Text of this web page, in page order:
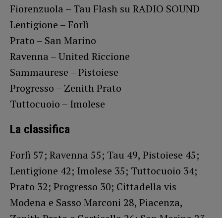
Fiorenzuola – Tau Flash su RADIO SOUND
Lentigione – Forlì
Prato – San Marino
Ravenna – United Riccione
Sammaurese – Pistoiese
Progresso – Zenith Prato
Tuttocuoio – Imolese
La classifica
Forlì 57; Ravenna 55; Tau 49, Pistoiese 45;
Lentigione 42; Imolese 35; Tuttocuoio 34;
Prato 32; Progresso 30; Cittadella vis
Modena e Sasso Marconi 28, Piacenza,